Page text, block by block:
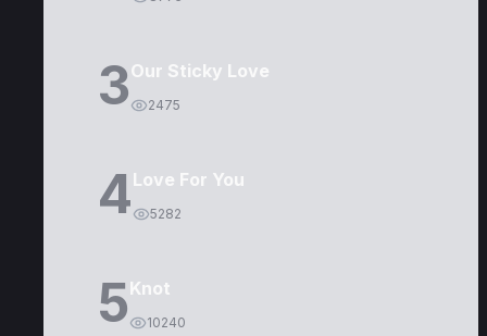
3Our Sticky Love
2475
4Love For You
5282
5Knot
10240